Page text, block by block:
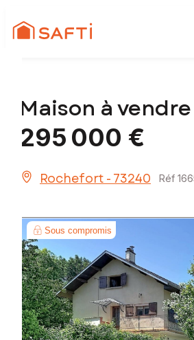
Maison à vendre
295 000 €
Rochefort - 73240 Réf
Sous compromis